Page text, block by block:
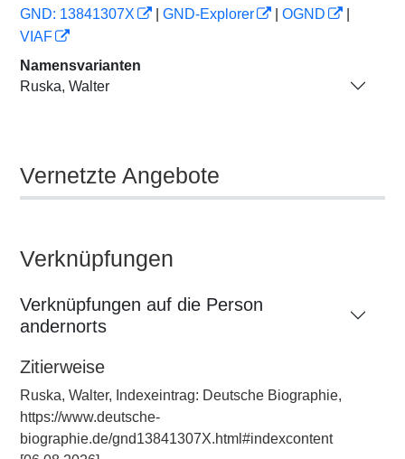
GND: 13841307X
GND-Explorer OGND
VIAF
Namensvarianten
Ruska, Walter
Vernetzte Angebote
Verknüpfungen
Verknüpfungen auf die Person
andernorts
Zitierweise
Ruska, Walter, Indexeintrag: Deutsche Biographie,
https://www.deutsche-
biographie.de/gnd13841307X.html#indexcontent